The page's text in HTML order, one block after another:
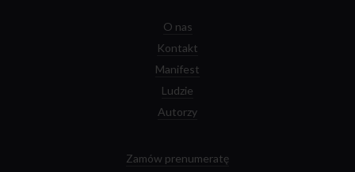
O nas
Kontakt
Manifest
Ludzie
Autorzy
Zamów prenumeratę